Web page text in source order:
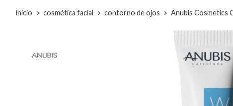
inicio cosmética facial contorno de ojos Anubis Cosmetics